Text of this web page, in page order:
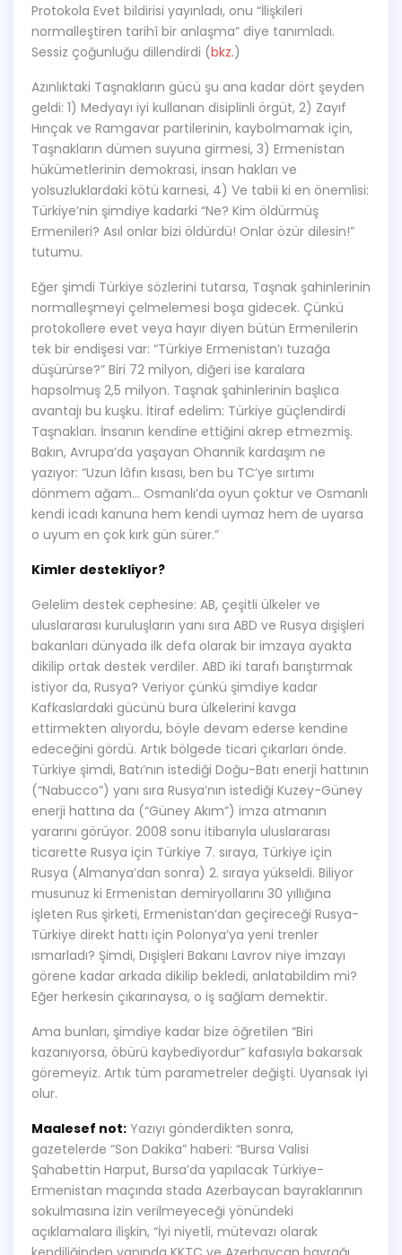
Protokola Evet bildirisi yayınladı, onu “İlişkileri
normalleştiren tarihî bir anlaşma” diye tanımladı.
Sessiz çoğunluğu dillendirdi (bkz.)
Azınlıktaki Taşnakların gücü şu ana kadar dört şeyden
geldi: 1) Medyayı iyi kullanan disiplinli örgüt, 2) Zayıf
Hınçak ve Ramgavar partilerinin, kaybolmamak için,
Taşnakların dümen suyuna girmesi, 3) Ermenistan
hükümetlerinin demokrasi, insan hakları ve
yolsuzluklardaki kötü karnesi, 4) Ve tabii ki en önemlisi:
Türkiye’nin şimdiye kadarki “Ne? Kim öldürmüş
Ermenileri? Asıl onlar bizi öldürdü! Onlar özür dilesin!”
tutumu.
Eğer şimdi Türkiye sözlerini tutarsa, Taşnak şahinlerinin
normalleşmeyi çelmelemesi boşa gidecek. Çünkü
protokollere evet veya hayır diyen bütün Ermenilerin
tek bir endişesi var: “Türkiye Ermenistan’ı tuzağa
düşürürse?” Biri 72 milyon, diğeri ise karalara
hapsolmuş 2,5 milyon. Taşnak şahinlerinin başlıca
avantajı bu kuşku. İtiraf edelim: Türkiye güçlendirdi
Taşnakları. İnsanın kendine ettiğini akrep etmezmiş.
Bakın, Avrupa’da yaşayan Ohannik kardaşım ne
yazıyor: “Uzun lâfın kısası, ben bu TC’ye sırtımı
dönmem ağam… Osmanlı’da oyun çoktur ve Osmanlı
kendi icadı kanuna hem kendi uymaz hem de uyarsa
o uyum en çok kırk gün sürer.”
Kimler destekliyor?
Gelelim destek cephesine: AB, çeşitli ülkeler ve
uluslararası kuruluşların yanı sıra ABD ve Rusya dışişleri
bakanları dünyada ilk defa olarak bir imzaya ayakta
dikilip ortak destek verdiler. ABD iki tarafı barıştırmak
istiyor da, Rusya? Veriyor çünkü şimdiye kadar
Kafkaslardaki gücünü bura ülkelerini kavga
ettirmekten alıyordu, böyle devam ederse kendine
edeceğini gördü. Artık bölgede ticari çıkarları önde.
Türkiye şimdi, Batı’nın istediği Doğu-Batı enerji hattının
(“Nabucco”) yanı sıra Rusya’nın istediği Kuzey-Güney
enerji hattına da (“Güney Akım”) imza atmanın
yararını görüyor. 2008 sonu itibarıyla uluslararası
ticarette Rusya için Türkiye 7. sıraya, Türkiye için
Rusya (Almanya’dan sonra) 2. sıraya yükseldi. Biliyor
musunuz ki Ermenistan demiryollarını 30 yıllığına
işleten Rus şirketi, Ermenistan’dan geçireceği Rusya-
Türkiye direkt hattı için Polonya’ya yeni trenler
ısmarladı? Şimdi, Dışişleri Bakanı Lavrov niye imzayı
görene kadar arkada dikilip bekledi, anlatabildim mi?
Eğer herkesin çıkarınaysa, o iş sağlam demektir.
Ama bunları, şimdiye kadar bize öğretilen “Biri
kazanıyorsa, öbürü kaybediyordur” kafasıyla bakarsak
göremeyiz. Artık tüm parametreler değişti. Uyansak iyi
olur.
Maalesef not: Yazıyı gönderdikten sonra,
gazetelerde “Son Dakika” haberi: “Bursa Valisi
Şahabettin Harput, Bursa’da yapılacak Türkiye-
Ermenistan maçında stada Azerbaycan bayraklarının
sokulmasına izin verilmeyeceği yönündeki
açıklamalara ilişkin, “İyi niyetli, mütevazı olarak